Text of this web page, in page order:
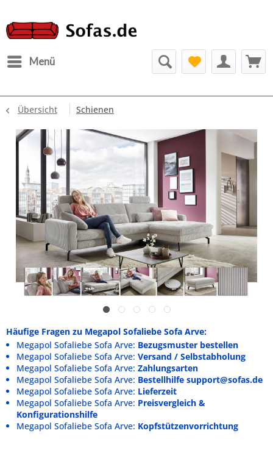
Menü
Übersicht Schienen
Häufige Fragen zu Megapol Sofaliebe Sofa Arve:
Megapol Sofaliebe Sofa Arve: Bezugsmuster bestellen
Megapol Sofaliebe Sofa Arve: Versand / Selbstabholung
Megapol Sofaliebe Sofa Arve: Zahlungsarten
Megapol Sofaliebe Sofa Arve: Bestellhilfe support@sofas.de
Megapol Sofaliebe Sofa Arve: Lieferzeit
Megapol Sofaliebe Sofa Arve: Preisvergleich &
Konfigurationshilfe
Megapol Sofaliebe Sofa Arve: Kopfstützenvorrichtung